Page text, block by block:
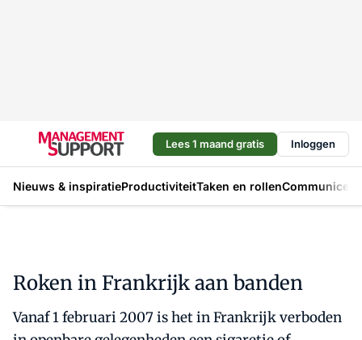
Lees 1 maand gratis Inloggen
Nieuws & inspiratieProductiviteitTaken en rollen
Roken in Frankrijk aan banden
Vanaf 1 februari 2007 is het in Frankrijk verboden